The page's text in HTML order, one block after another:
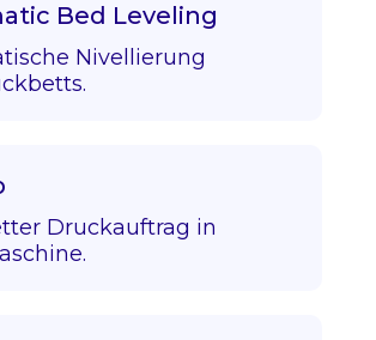
Bed Leveling
Nivellierung
Druckauftrag in